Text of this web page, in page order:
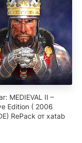
MEDIEVAL II –
Edition ( 2006
RePack от xatab